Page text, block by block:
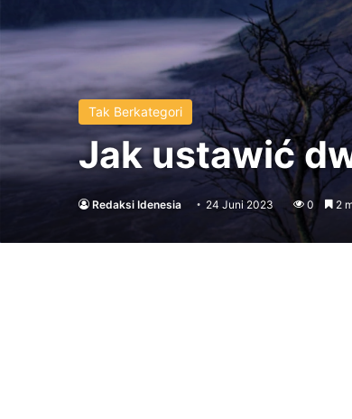
Tak Berkategori
Jak ustawić
Redaksi Idenesia 24 Juni 2023 0 2